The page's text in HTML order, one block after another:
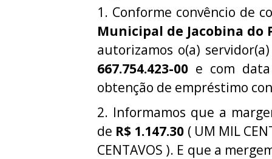
1. Conforme convêncio de
Municipal de Jacobina do
autorizamos o(a)
667.754.423-00 e com
obtenção de empréstimo
2. Informamos que a
de R$ 1.147.30 ( UM MIL
CENTAVOS ). E que a